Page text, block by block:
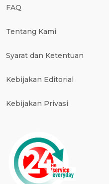
FAQ
Tentang Kami
Syarat dan Ketentuan
Kebijakan Editorial
Kebijakan Privasi